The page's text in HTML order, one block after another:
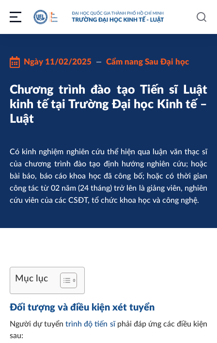
Ngày 11/02/2025 Cẩm nang Sau Đại học
Chương trình đào tạo Tiến sĩ Luật
kinh tế tại Trường Đại học Kinh tế –
Luật
Có kinh nghiệm nghiên cứu thể hiện qua luận văn thạc sĩ
của chương trình đào tạo định hướng nghiên cứu; hoặc
bài báo, báo cáo khoa học đã công bố; hoặc có thời gian
công tác từ 02 năm (24 tháng) trở lên là giảng viên, nghiên
cứu viên của các CSĐT, tổ chức khoa học và công nghệ.
Mục lục
Đối tượng và điều kiện xét tuyển
Người dự tuyểntrình độ tiến sĩphải đáp ứng các điều kiện
sau: